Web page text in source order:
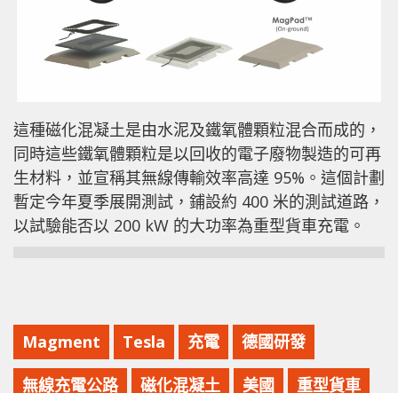
這種磁化混凝土是由水泥及鐵氧體顆粒混合而成的，
同時這些鐵氧體顆粒是以回收的電子廢物製造的可再
生材料，並宣稱其無線傳輸效率高達 95%。這個計劃
暫定今年夏季展開測試，鋪設約 400 米的測試道路，
以試驗能否以 200 kW 的大功率為重型貨車充電。
Magment Tesla 充電 德國研發
無線充電公路 磁化混凝土 美國 重型貨車